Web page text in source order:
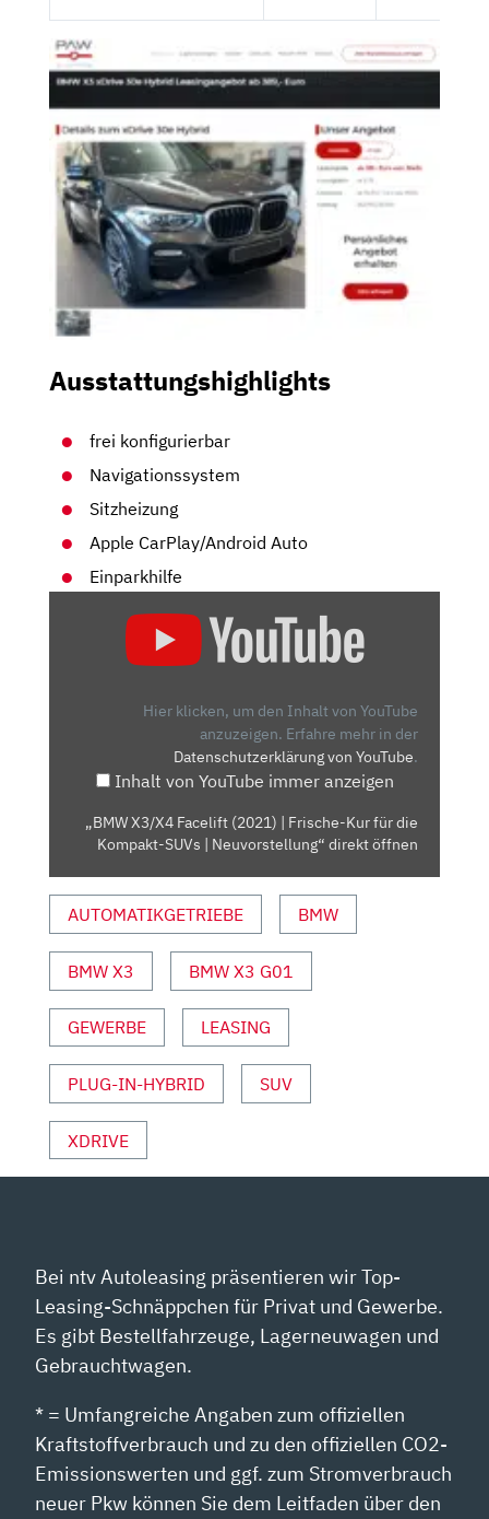
Ausstattungshighlights
frei konfigurierbar
Navigationssystem
Sitzheizung
Apple CarPlay/Android Auto
Einparkhilfe
KOMPAKT-
VON
YOUTUBE
Hier klicken, um den Inhalt von YouTube
anzuzeigen. Erfahre mehr in der
Datenschutzerklärung von YouTube.
Inhalt von YouTube immer anzeigen
„BMW X3/X4 Facelift (2021) | Frische-Kur für die
Kompakt-SUVs | Neuvorstellung“ direkt öffnen
AUTOMATIKGETRIEBE BMW
BMW X3 BMW X3 G01
GEWERBE LEASING
PLUG-IN-HYBRID SUV
XDRIVE
Bei ntv Autoleasing präsentieren wir Top-
Leasing-Schnäppchen für Privat und Gewerbe.
Es gibt Bestellfahrzeuge, Lagerneuwagen und
Gebrauchtwagen.
* = Umfangreiche Angaben zum offiziellen
Kraftstoffverbrauch und zu den offiziellen CO2-
Emissionswerten und ggf. zum Stromverbrauch
neuer Pkw können Sie dem Leitfaden über den